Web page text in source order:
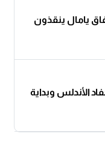
يامال ينقذون
الأندلس وبداية